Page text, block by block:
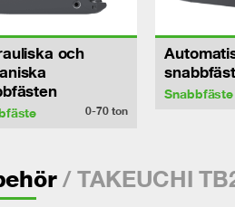
och
0-70ton
Snabbfäste
/ TAKEUCHI